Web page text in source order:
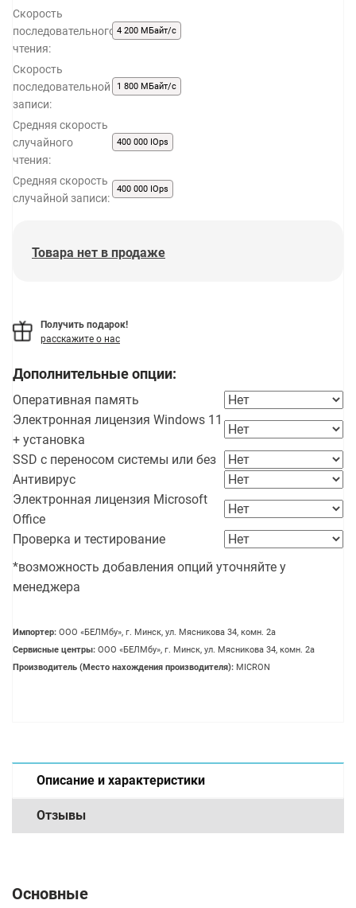
Скорость
последовательного
чтения:
4 200 МБайт/с
Скорость
последовательной
записи:
1 800 МБайт/с
Средняя скорость
случайного
чтения:
400 000 IOps
Средняя скорость
случайной записи:
400 000 IOps
Товара нет в продаже
Получить подарок!
расскажите о нас
Дополнительные опции:
Оперативная память
Электронная лицензия Windows 11
+ установка
SSD с переносом системы или без
Антивирус
Электронная лицензия Microsoft
Office
Проверка и тестирование
*возможность добавления опций уточняйте у
менеджера
Импортер: OOO «БЕЛМбу», г. Минск, ул. Мясникова 34, комн. 2а
Сервисные центры: OOO «БЕЛМбу», г. Минск, ул. Мясникова 34, комн. 2а
Производитель (Место нахождения производителя): MICRON
Описание и характеристики
Отзывы
Основные